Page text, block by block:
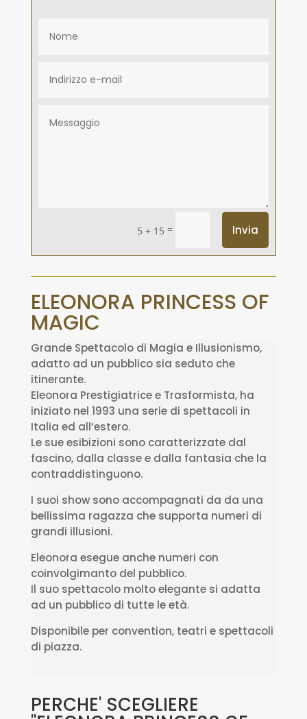
5 + 15 = Invia
ELEONORA PRINCESS OF
MAGIC
Grande Spettacolo di Magia e Illusionismo,
adatto ad un pubblico sia seduto che
itinerante.
Eleonora Prestigiatrice e Trasformista, ha
iniziato nel 1993 una serie di spettacoli in
Italia ed all’estero.
Le sue esibizioni sono caratterizzate dal
fascino, dalla classe e dalla fantasia che la
contraddistinguono.
I suoi show sono accompagnati da da una
bellissima ragazza che supporta numeri di
grandi illusioni.
Eleonora esegue anche numeri con
coinvolgimanto del pubblico.
Il suo spettacolo molto elegante si adatta
ad un pubblico di tutte le età.
Disponibile per convention, teatri e spettacoli
di piazza.
PERCHE' SCEGLIERE